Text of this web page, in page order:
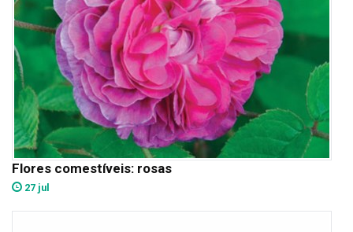
Flores comestíveis: rosas
27 jul